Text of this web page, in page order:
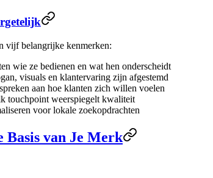
vijf belangrijke kenmerken:
wie ze bedienen en wat hen onderscheidt
visuals en klantervaring zijn afgestemd
aan hoe klanten zich willen voelen
touchpoint weerspiegelt kwaliteit
voor lokale zoekopdrachten
Basis van Je Merk